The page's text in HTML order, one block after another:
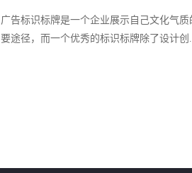
广告标识标牌是一个企业展示自己文化气质
要途径，而一个优秀的标识标牌除了设计创...